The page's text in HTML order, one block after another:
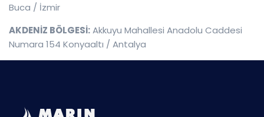
Buca / İzmir
AKDENİZ BÖLGESİ:Akkuyu Mahallesi Anadolu Caddesi
Numara 154 Konyaaltı / Antalya